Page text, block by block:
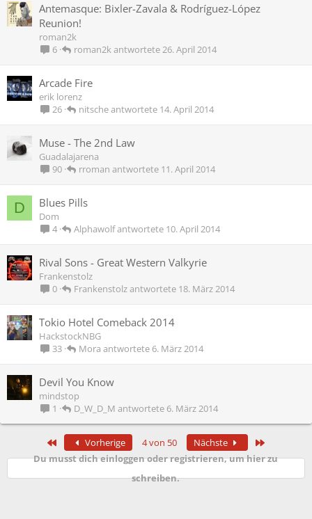
Antemasque: Bixler-Zavala & Rodríguez-López
Reunion!
roman2k
6
26. April 2014
roman2k
Arcade Fire
erik lorenz
26
14. April 2014
nitsche
Muse - The 2nd Law
Guadalajarena
90
11. April 2014
rroman
D Blues Pills
Dom
4
10. April 2014
Alphawolf
Rival Sons - Great Western Valkyrie
Frankenstolz
0
18. März 2014
Frankenstolz
Tokio Hotel Comeback 2014
HackstockNBG
33
6. März 2014
Mora
Devil You Know
mindstop
1
6. März 2014
D_W_D_M
Erste Vorherige 4 von 50 Nächste
Du musst dich einloggen oder registrieren, um hier zu
schreiben.